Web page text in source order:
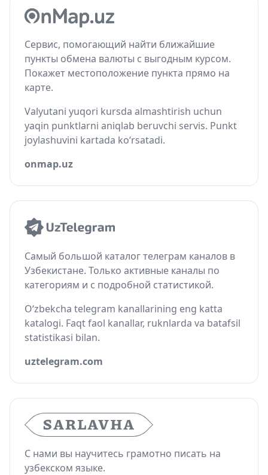
Сервис, помогающий найти ближайшие
пункты обмена валюты с выгодным курсом.
Покажет местоположение пункта прямо на
карте.
Valyutani yuqori kursda almashtirish uchun
yaqin punktlarni aniqlab beruvchi servis. Punkt
joylashuvini kartada ko‘rsatadi.
onmap.uz
Самый большой каталог телеграм каналов в
Узбекистане. Только активные каналы по
категориям и с подробной статистикой.
O‘zbekcha telegram kanallarining eng katta
katalogi. Faqt faol kanallar, ruknlarda va batafsil
statistikasi bilan.
uztelegram.com
С нами вы научитесь грамотно писать на
узбекском языке.